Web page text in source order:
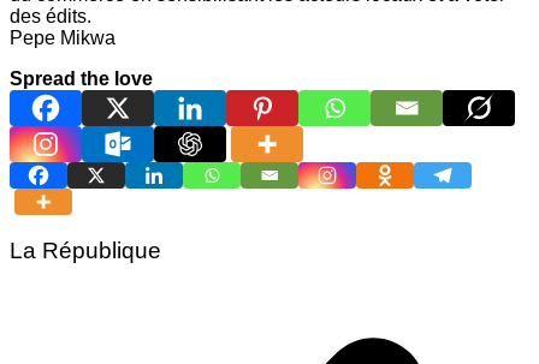
des édits.
Pepe Mikwa
Spread the love
La République